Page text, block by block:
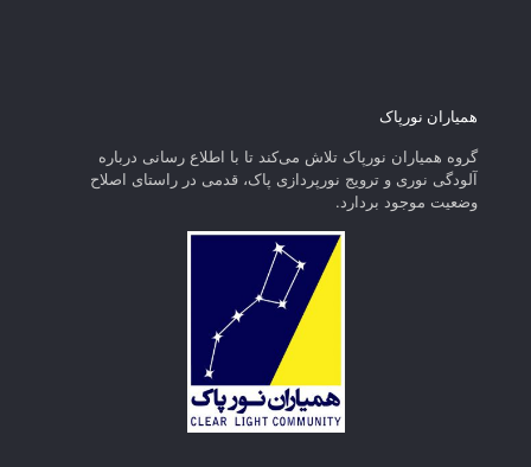
همیاران نورپاک
گروه همیاران نورپاک تلاش می‌کند تا با اطلاع رسانی درباره
آلودگی نوری و ترویج نورپردازی پاک، قدمی در راستای‌ اصلاح
وضعیت موجود بردارد.